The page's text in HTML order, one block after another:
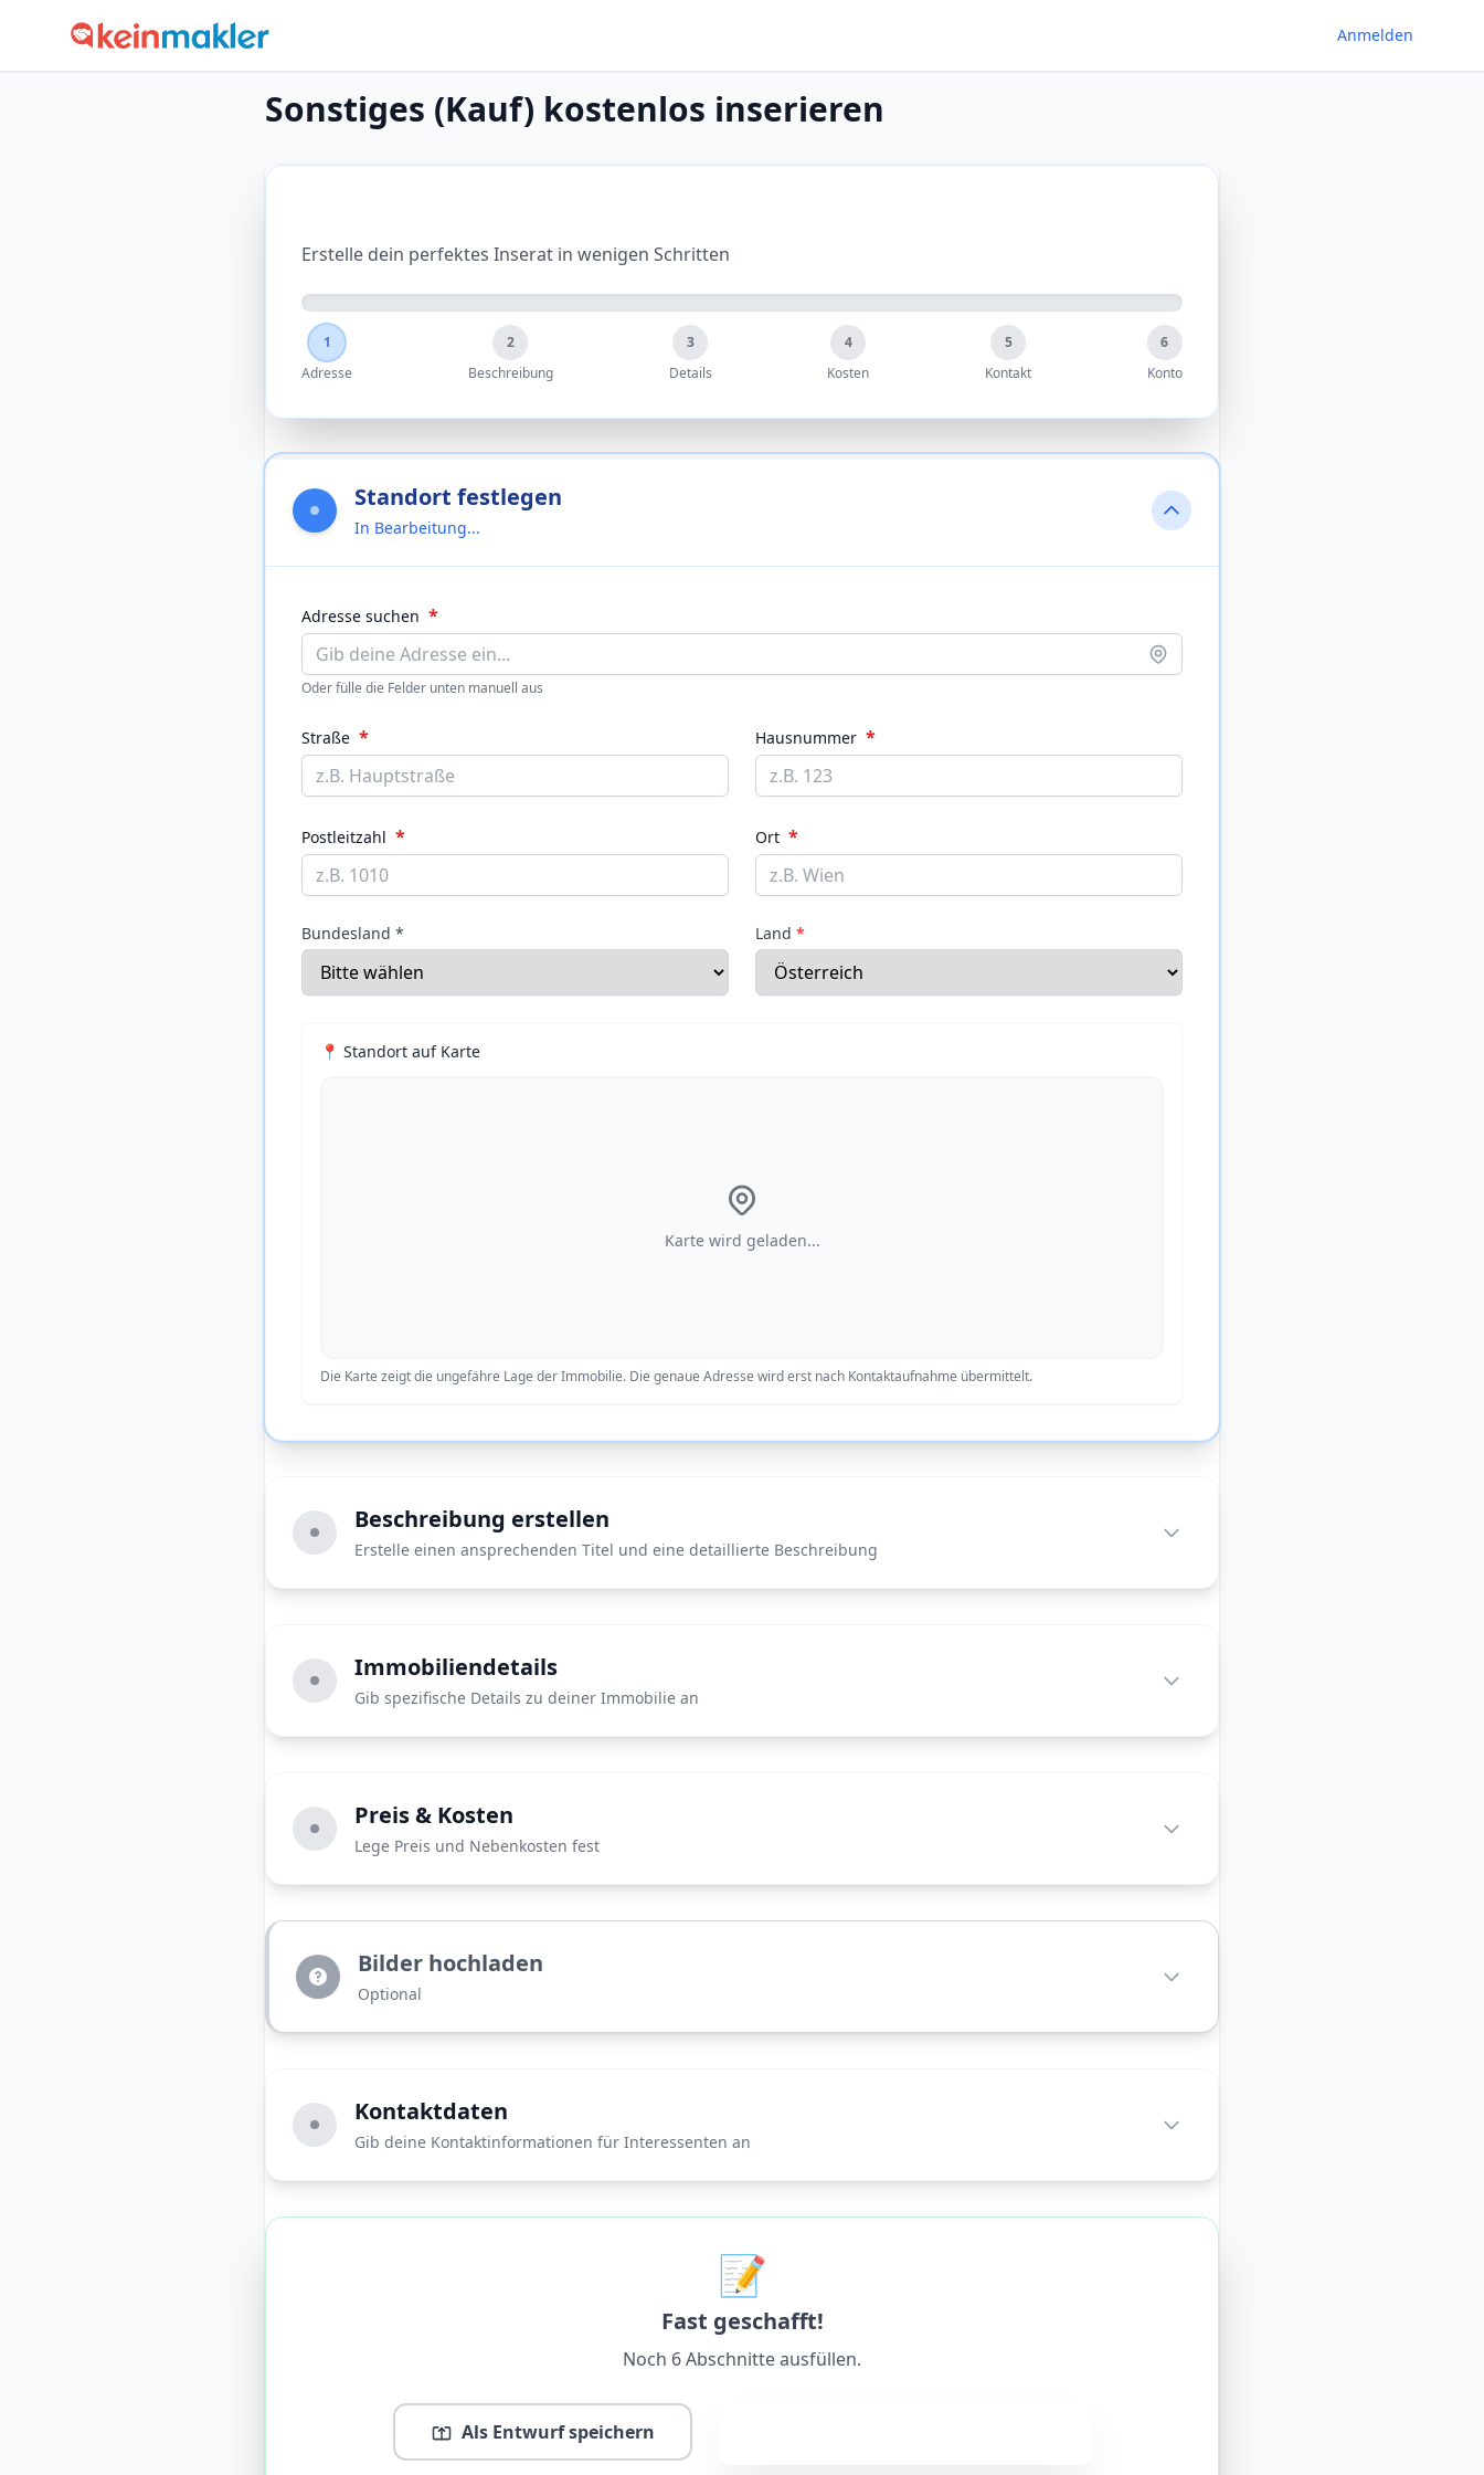
Anmelden
Sonstiges (Kauf) kostenlos inserieren
Erstelle dein perfektes Inserat in wenigen Schritten
1
Adresse
2
Beschreibung
3
Details
4
Kosten
5
Kontakt
6
Konto
Standort festlegen
In Bearbeitung...
Adresse suchen *
Oder fülle die Felder unten manuell aus
Straße * Hausnummer *
Postleitzahl * Ort *
Bundesland * Land *
📍 Standort auf Karte
Karte wird geladen...
Die Karte zeigt die ungefähre Lage der Immobilie. Die genaue Adresse wird erst nach Kontaktaufnahme übermittelt.
Beschreibung erstellen
Erstelle einen ansprechenden Titel und eine detaillierte Beschreibung
Immobiliendetails
Gib spezifische Details zu deiner Immobilie an
Preis & Kosten
Lege Preis und Nebenkosten fest
Bilder hochladen
Optional
Kontaktdaten
Gib deine Kontaktinformationen für Interessenten an
📝
Fast geschafft!
Noch 6 Abschnitte ausfüllen.
Als Entwurf speichern